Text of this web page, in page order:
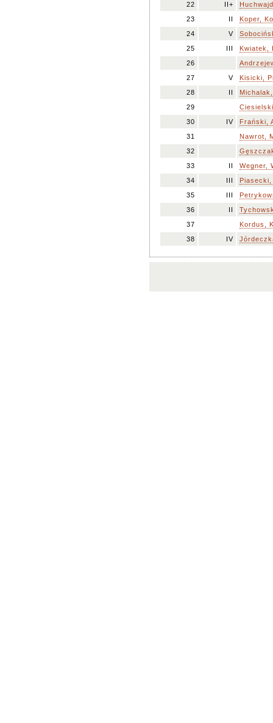
22
II+
23
II
Koper,
24
V
25
III
Kwiatek,
26
27
V
Kisicki,
28
II
29
30
IV
Frański,
31
Nawrot,
32
33
II
Wegner,
34
III
35
III
36
II
37
Kordus,
38
IV